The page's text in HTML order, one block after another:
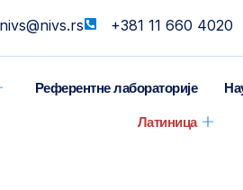
nivs@nivs.rs +381 11 660 4020
Референтне лабораторије
Латиница